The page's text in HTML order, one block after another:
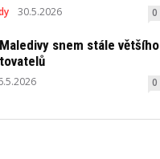
30.5.2026 0
snem stále většího
0